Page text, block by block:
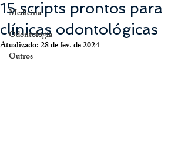
Medicina
Odontologia
Outros
15 scripts prontos para
clínicas odontológicas
Atualizado:28 de fev. de 2024